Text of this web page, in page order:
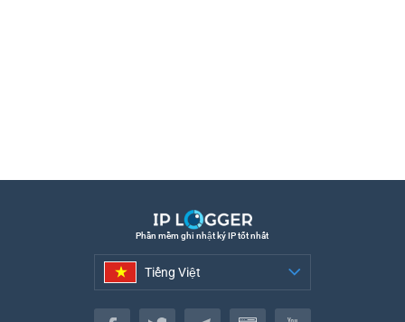
Phần mềm ghi nhật ký IP tốt nhất
Tiếng Việt
Tiếng Việt